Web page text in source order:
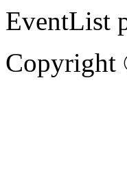
EventList
Copyright